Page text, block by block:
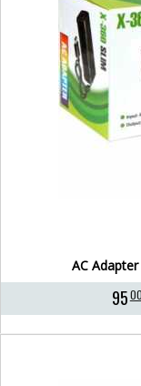
AC
9500